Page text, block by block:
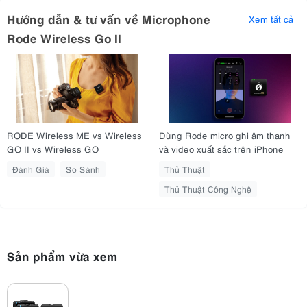
chóng và dễ dàng gắn vào quần áo, ngàm máy ảnh, khung máy
Hướng dẫn & tư vấn về Microphone
Rode Wireless Go II
Xem tất cả
RODE Wireless ME vs Wireless
GO II vs Wireless GO
Đánh Giá So Sánh
Dùng Rode micro ghi âm thanh
và video xuất sắc trên iPhone
Thủ Thuật
Thủ Thuật Công Nghệ
Sản phẩm vừa xem